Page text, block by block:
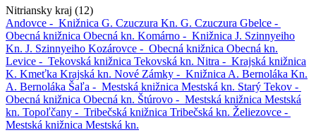
Nitriansky kraj (12)
Andovce - Knižnica G. Czuczura Kn. G. Czuczura Gbelce -
Obecná knižnica Obecná kn. Komárno - Knižnica J. Szinnyeiho
Kn. J. Szinnyeiho Kozárovce - Obecná knižnica Obecná kn.
Levice - Tekovská knižnica Tekovská kn. Nitra - Krajská knižnica
K. Kmeťka Krajská kn. Nové Zámky - Knižnica A. Bernoláka Kn.
A. Bernoláka Šaľa - Mestská knižnica Mestská kn. Starý Tekov -
Obecná knižnica Obecná kn. Štúrovo - Mestská knižnica Mestská
kn. Topoľčany - Tribečská knižnica Tribečská kn. Želiezovce -
Mestská knižnica Mestská kn.